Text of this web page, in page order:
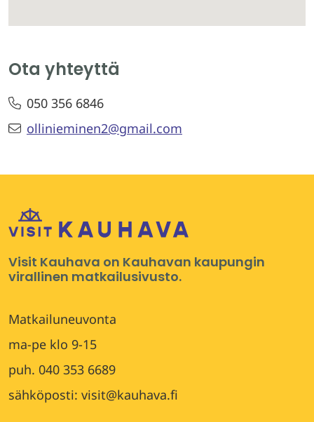
Ota yhteyttä
050 356 6846
ollinieminen2@gmail.com
Visit Kauhava on Kauhavan kaupungin
virallinen matkailusivusto.
Matkailuneuvonta
ma-pe klo 9-15
puh. 040 353 6689
sähköposti: visit@kauhava.fi